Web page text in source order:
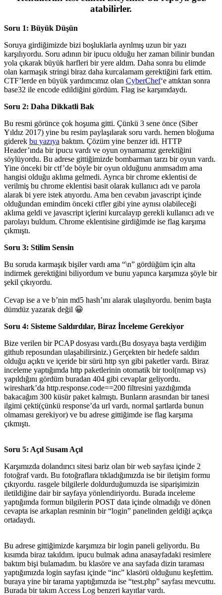
atabilirler.
Soru 1: Büyük Düşün
Soruya girdiğimizde bizi boşluklarla ayrılmış uzun bir yazı
karşılıyordu. Soru adının bir ipucu olduğu her zaman bilinir bundan
yola çıkarak büyük harfleri bir yere aldım. Daha sonra bu elimde
olan karmaşık stringi biraz daha kurcalamam gerektiğini fark ettim.
CTF’lerde en büyük yardımcımız olan CyberChef‘e attıktan sonra
base32 ile encode edildiğini gördüm. Flag ise karşımdaydı.
Soru 2: Daha Dikkatli Bak
Bu resmi görünce çok hoşuma gitti. Çünkü 3 sene önce (Siber
Yıldız 2017) yine bu resim paylaşılarak soru vardı. hemen bloğuma
giderek bu yazıya baktım. Çözüm yine benzer idi. HTTP
Header’ında bir ipucu vardı ve oyun oynamamız gerektiğini
söylüyordu. Bu adrese gittiğimizde bombarman tarzı bir oyun vardı.
Yine önceki bir ctf’de böyle bir oyun olduğunu anımsadım ama
hangisi olduğu aklıma gelmedi. Ayrıca bir chrome eklentisi de
verilmiş bu chrome eklentisi basit olarak kullanıcı adı ve parola
alarak bi yere istek atıyordu. Ama ben cevabın javascript içinde
olduğundan emindim önceki ctfler gibi yine aynısı olabileceği
aklıma geldi ve javascript içlerini kurcalayıp gerekli kullanıcı adı ve
parolayı buldum. Chrome eklentisine girdiğimde ise flag karşıma
çıkmıştı.
Soru 3: Stilim Sensin
Bu soruda karmaşık bişiler vardı ama “\n” gördüğüm için alta
indirmek gerektiğini biliyordum ve bunu yapınca karşımıza şöyle bir
şekil çıkıyordu.
Cevap ise a ve b’nin md5 hash’ını alarak ulaşılıyordu. benim başta
dümdüz yazarak değil 😀
Soru 4: Sisteme Saldırdılar, Biraz İnceleme Gerekiyor
Bize verilen bir PCAP dosyası vardı.(Bu dosyaya başta verdiğim
github reposundan ulaşabilirsiniz.) Gerçekten bir hedefe saldırı
olduğu açıktı ve içeride bir sürü http syn gibi paketler vardı. Biraz
inceleme yaptığımda http paketlerinin otomatik bir tool(nmap vs)
yapıldığını gördüm buradan 404 gibi cevaplar geliyordu.
wireshark’da http.response.code==200 filtresini yazdığımda
bakacağım 300 küsür paket kalmıştı. Bunların arasından bir tanesi
ilgimi çekti(çünkü response’da url vardı, normal şartlarda bunun
olmaması gerekiyor) ve bu adrese gittiğimde ise flag karşıma
çıkmıştı.
Soru 5: Açıl Susam Açıl
Karşımızda dolandırıcı sitesi bariz olan bir web sayfası içinde 2
fotoğraf vardı. Bu fotoğraflara tıkladığımızda ise bir iletişim formu
çıkıyordu. rasgele bilgilerle doldurduğumuzda ise siparişimizin
iletildiğine dair bir sayfaya yönlendiriyordu. Burada inceleme
yaptığımda formun bilgilerin POST data içinde olmadığı ve dönen
cevapta ise arkaplan resminin bir “login” panelinden geldiği açıkça
ortadaydı.
Bu adrese gittiğimizde karşımıza bir login paneli geliyordu. Bu
kısımda biraz takıldım. ipucu bulmak adına anasayfadaki resimlere
baktım bişi bulamadım. bu klasöre ve ana sayfada dizin taraması
yaptığımızda login sayfası içinde “inc” klasörü olduğunu keşfettim.
buraya yine bir tarama yaptığımızda ise “test.php” sayfası mevcuttu.
Burada bir takım Access Log benzeri kayıtlar vardı.